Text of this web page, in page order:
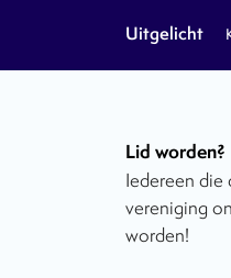
Uitgelicht
Lid worden?
Iedereen die
vereniging
worden!